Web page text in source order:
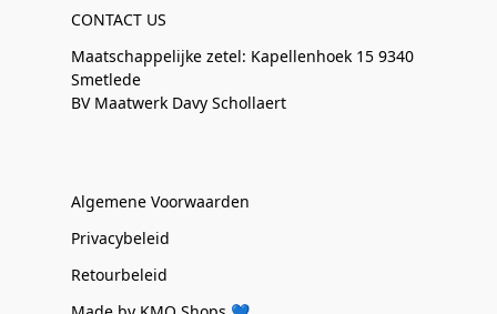
CONTACT US
Maatschappelijke zetel: Kapellenhoek 15 9340
Smetlede
BV Maatwerk Davy Schollaert
Algemene Voorwaarden
Privacybeleid
Retourbeleid